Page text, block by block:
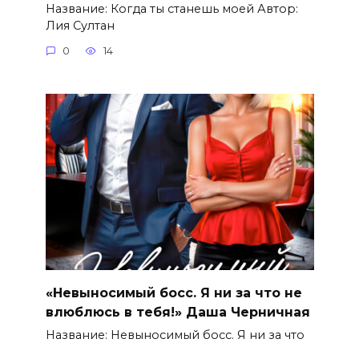
Название: Когда ты станешь моей Автор:
Лия Султан
0 14
«Невыносимый босс. Я ни за что не
влюблюсь в тебя!» Даша Черничная
Название: Невыносимый босс. Я ни за что